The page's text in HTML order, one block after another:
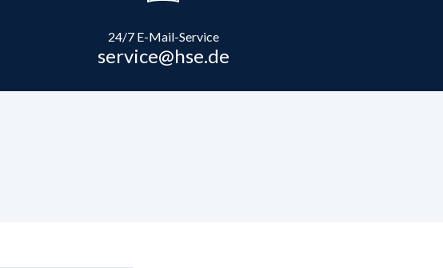
24/7 E-Mail-Service
service@hse.de